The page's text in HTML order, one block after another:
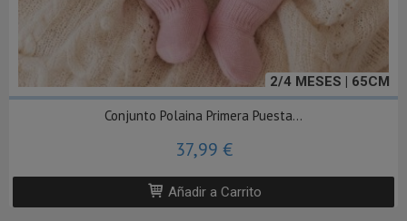
2/4 MESES | 65CM
Conjunto Polaina Primera Puesta...
37,99 €
Añadir a Carrito